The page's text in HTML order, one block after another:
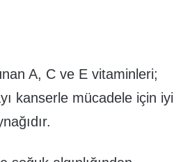
A, C ve E vitaminleri;
kanserle mücadele için iyi